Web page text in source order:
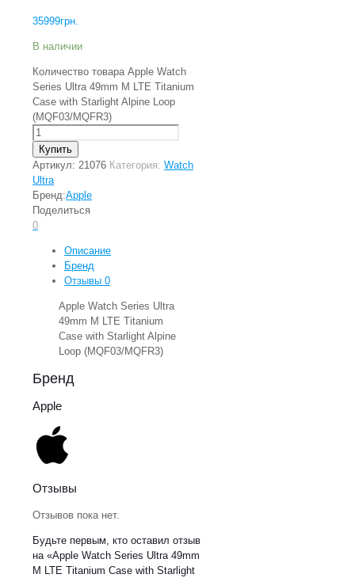
35999грн.
В наличии
Количество товара Apple Watch
Series Ultra 49mm M LTE Titanium
Case with Starlight Alpine Loop
(MQF03/MQFR3)
Купить
Артикул: 21076 Категория: Watch
Ultra
Бренд:Apple
Поделиться
0
Описание
Бренд
Отзывы 0
Apple Watch Series Ultra
49mm M LTE Titanium
Case with Starlight Alpine
Loop (MQF03/MQFR3)
Бренд
Apple
Отзывы
Отзывов пока нет.
Будьте первым, кто оставил отзыв
на «Apple Watch Series Ultra 49mm
M LTE Titanium Case with Starlight